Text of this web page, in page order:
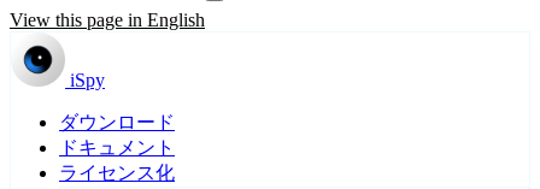
View this page in English
iSpy
ダウンロード
ドキュメント
ライセンス化